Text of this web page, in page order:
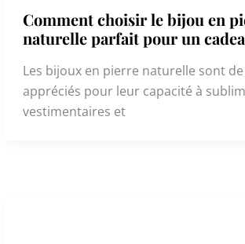
Comment choisir le bijou en
naturelle parfait pour un
Les bijoux en pierre naturelle sont
appréciés pour leur capacité à
vestimentaires et